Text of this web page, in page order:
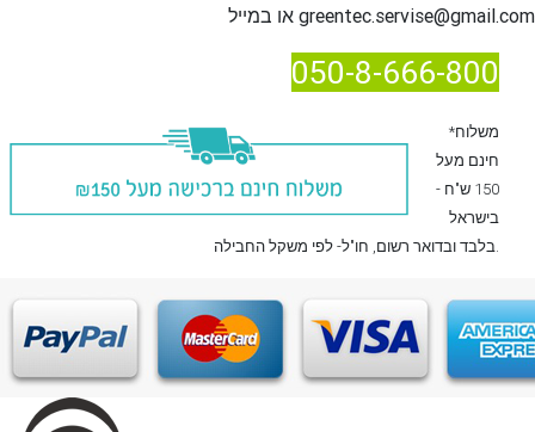
greentec.servise@gmail.com
050-8-666-800
*משלוח
חינם מעל
150 ש"ח -
בישראל
בלבדובדואר רשום , חו"ל- לפי משקל החבילה.